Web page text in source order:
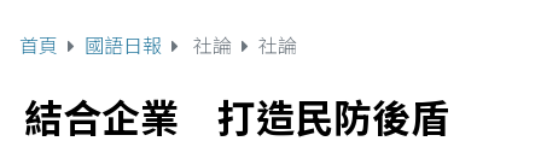
首頁 國語日報 社論 社論
結合企業 打造民防後盾